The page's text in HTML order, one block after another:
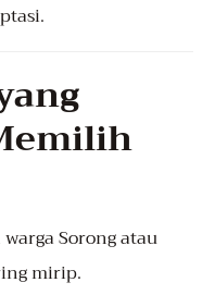
Sorong atau
mirip.